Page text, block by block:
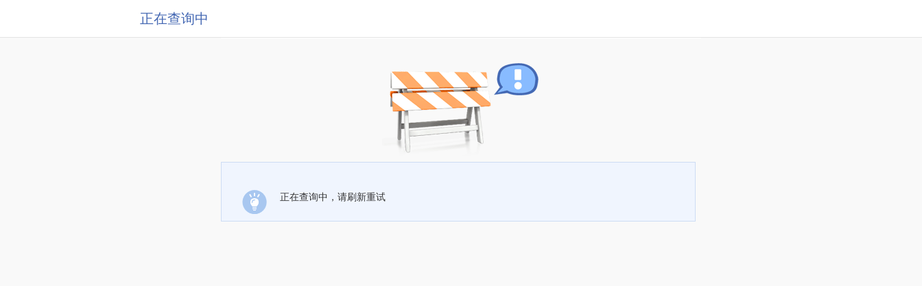
正在查询中
正在查询中，请刷新重试